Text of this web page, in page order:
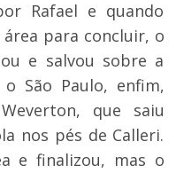
Rafael e quando
área para concluir, o
e salvou sobre a
São Paulo, enfim,
que saiu
nos pés de Calleri.
e finalizou, mas o